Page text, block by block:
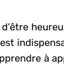
à